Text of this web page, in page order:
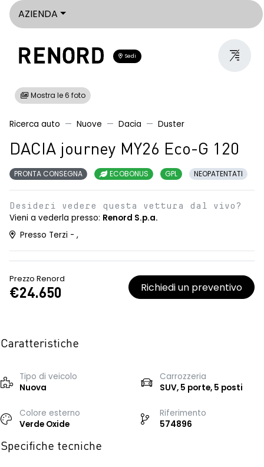
AZIENDA
Sedi
Mostra le 6 foto
Ricerca auto Nuove Dacia Duster
DACIA journey MY26 Eco-G 120
PRONTA CONSEGNA ECOBONUS GPL NEOPATENTATI
Desideri vedere questa vettura dal vivo?
Vieni a vederla presso: Renord S.p.a.
Presso Terzi - ,
Prezzo Renord
€24.650 Richiedi un preventivo
Caratteristiche
Tipo di veicolo
Nuova
Carrozzeria
SUV, 5 porte, 5 posti
Colore esterno
Verde Oxide
Riferimento
574896
Specifiche tecniche